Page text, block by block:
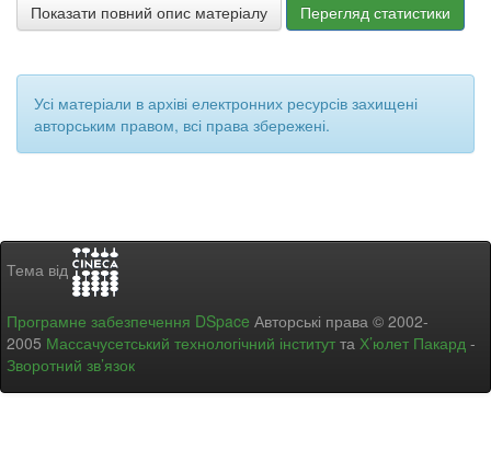
Показати повний опис матеріалу Перегляд статистики
Усі матеріали в архіві електронних ресурсів захищені
авторським правом, всі права збережені.
Тема від
Програмне забезпечення DSpace Авторські права © 2002-
2005 Массачусетський технологічний інститут та Х’юлет Пакард -
Зворотний зв’язок